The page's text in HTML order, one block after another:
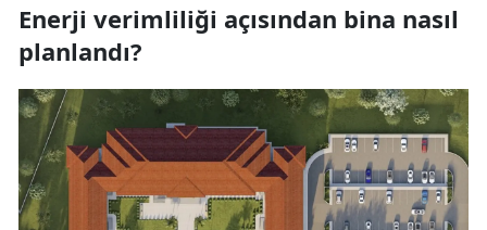
Enerji verimliliği açısından bina nasıl
planlandı?